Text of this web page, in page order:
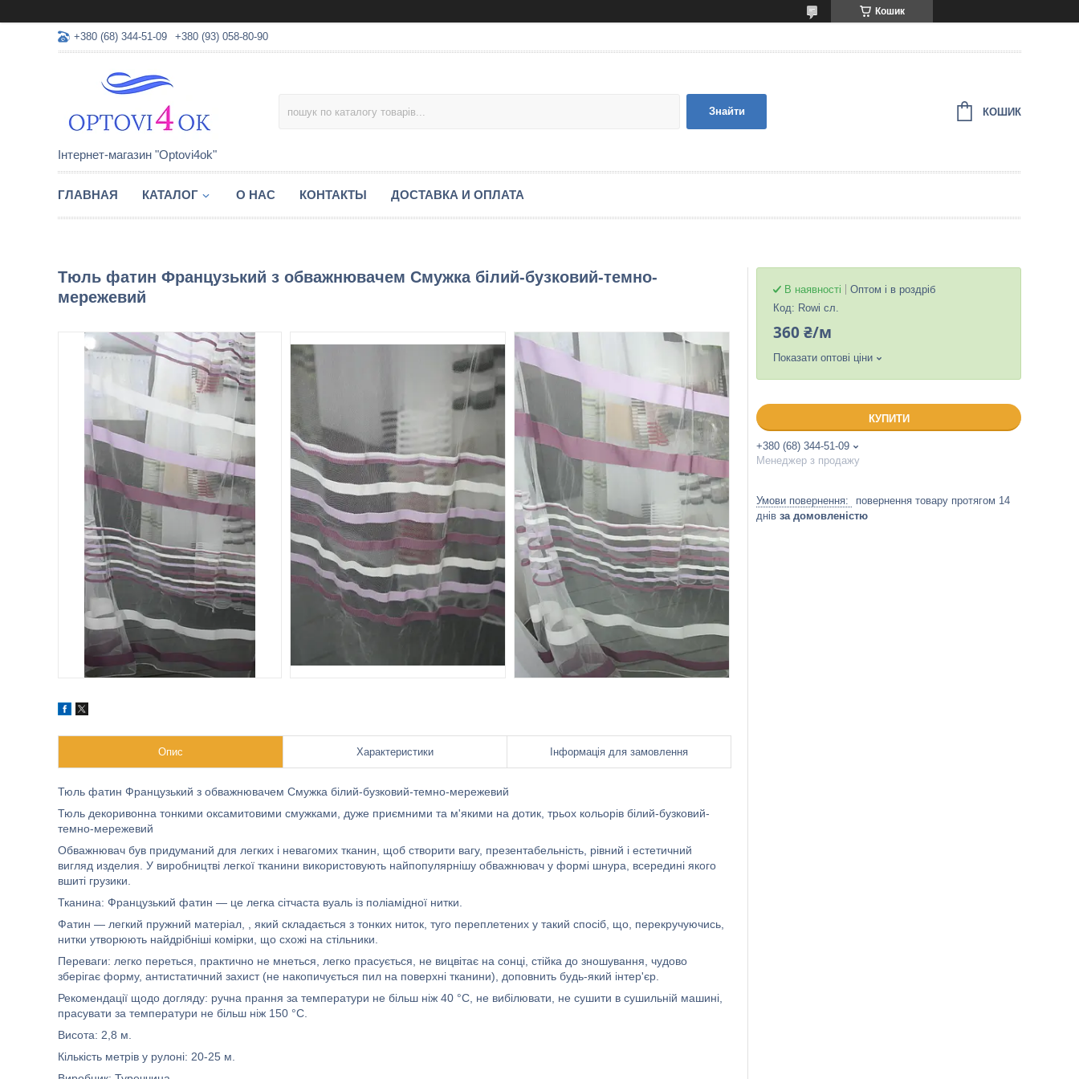
Кошик
+380 (68) 344-51-09 +380 (93) 058-80-90
Інтернет-магазин "Optovi4ok"
Знайти КОШИК
ГЛАВНАЯ КАТАЛОГ О НАС КОНТАКТЫ ДОСТАВКА И ОПЛАТА
Тюль фатин Французький з обважнювачем Смужка білий-бузковий-темно-
мережевий
Опис Характеристики Інформація для замовлення
Тюль фатин Французький з обважнювачем Смужка білий-бузковий-темно-мережевий
Тюль декоривонна тонкими оксамитовими смужками, дуже приємними та м'якими на дотик, трьох кольорів білий-бузковий-
темно-мережевий
Обважнювач був придуманий для легких і невагомих тканин, щоб створити вагу, презентабельність, рівний і естетичний
вигляд изделия. У виробництві легкої тканини використовують найпопулярнішу обважнювач у формі шнура, всередині якого
вшиті грузики.
Тканина: Французький фатин — це легка сітчаста вуаль із поліамідної нитки.
Фатин — легкий пружний матеріал, , який складається з тонких ниток, туго переплетених у такий спосіб, що, перекручуючись,
нитки утворюють найдрібніші комірки, що схожі на стільники.
Переваги: легко переться, практично не мнеться, легко прасується, не вицвітає на сонці, стійка до зношування, чудово
зберігає форму, антистатичний захист (не накопичується пил на поверхні тканини), доповнить будь-який інтер'єр.
Рекомендації щодо догляду: ручна прання за температури не більш ніж 40 °C, не вибілювати, не сушити в сушильній машині,
прасувати за температури не більш ніж 150 °C.
Висота: 2,8 м.
Кількість метрів у рулоні: 20-25 м.
В наявності
Оптом і в роздріб
Код: Rowi сл.
360 ₴/м
Показати оптові ціни
КУПИТИ
+380 (68) 344-51-09
Менеджер з продажу
повернення товару протягом 14
днів за домовленістю